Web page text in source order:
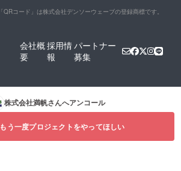
「QRコード」は株式会社デンソーウェーブの登録商標です。
会社概
要
採用情
報
パートナー
募集
株式会社満帆さんへアンコール
もう一度プロジェクトをやってほしい